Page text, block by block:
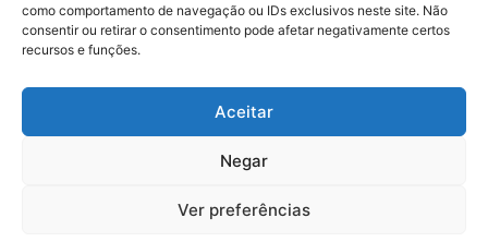
como comportamento de navegação ou IDs exclusivos neste site. Não
consentir ou retirar o consentimento pode afetar negativamente certos
recursos e funções.
Aceitar
Negar
Ver preferências
Justiça Itinerante garante regularização
fundiária e casamento comunitário para
famílias em Portel
21 de maio de 2026
feminino pelos Jogos Estudantis Paraenses